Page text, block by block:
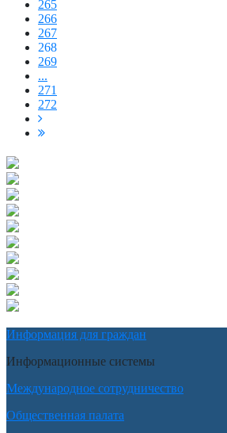
265
266
267
268
269
...
271
272
Информация для граждан
Информационные системы
Международное сотрудничество
Общественная палата